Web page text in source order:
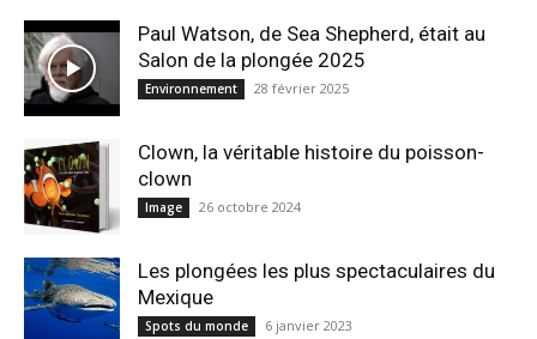
Paul Watson, de Sea Shepherd, était au
Salon de la plongée 2025
Environnement 28 février 2025
Clown, la véritable histoire du poisson-
clown
Image 26 octobre 2024
Les plongées les plus spectaculaires du
Mexique
Spots du monde 6 janvier 2023